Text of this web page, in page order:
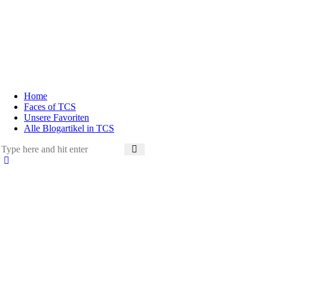
Home
Faces of TCS
Unsere Favoriten
Alle Blogartikel in TCS